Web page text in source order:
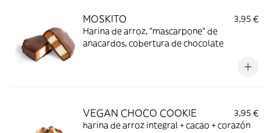
MOSKITO
3,95 €
Harina de arroz, "mascarpone" de
anacardos, cobertura de chocolate
VEGAN CHOCO COOKIE
3,95 €
harina de arroz integral + cacao + corazón